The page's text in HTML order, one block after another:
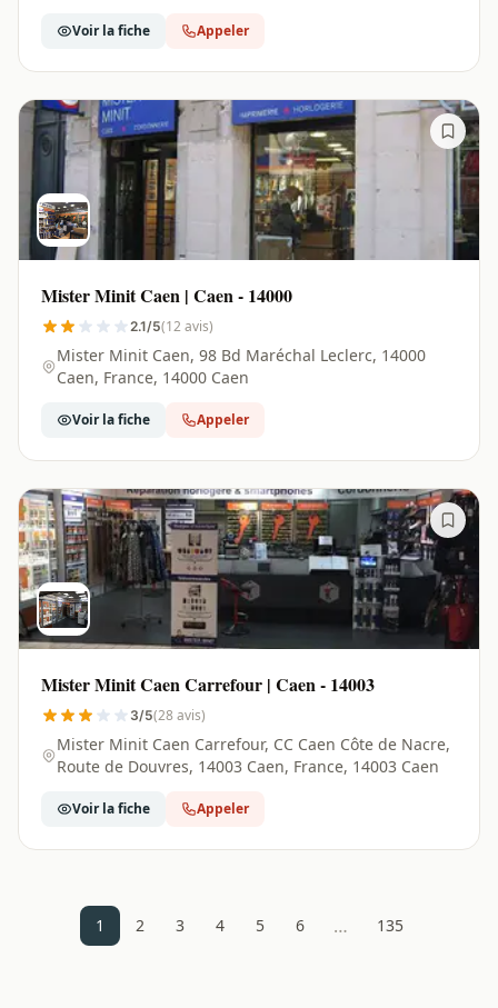
Voir la fiche Appeler
Mister Minit Caen | Caen - 14000
2.1/5(12 avis)
Mister Minit Caen, 98 Bd Maréchal Leclerc, 14000
Caen, France, 14000 Caen
Voir la fiche Appeler
Mister Minit Caen Carrefour | Caen - 14003
3/5(28 avis)
Mister Minit Caen Carrefour, CC Caen Côte de Nacre,
Route de Douvres, 14003 Caen, France, 14003 Caen
Voir la fiche Appeler
1 2 3 4 5 6 … 135